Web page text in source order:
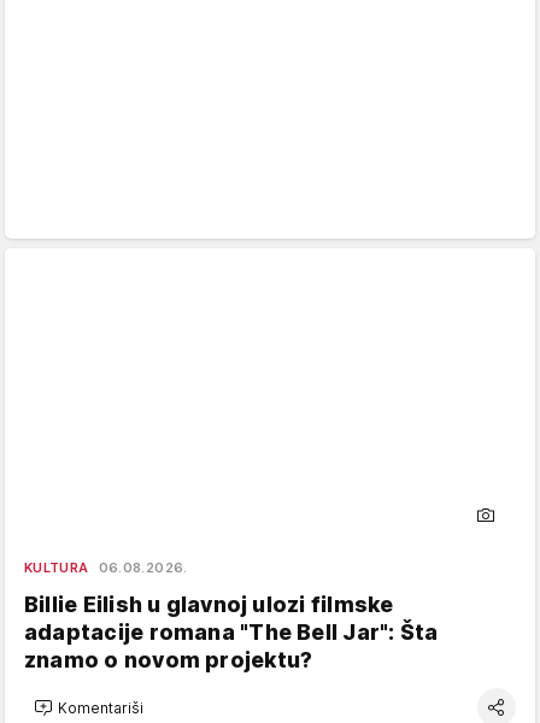
KULTURA 06.08.2026.
Billie Eilish u glavnoj ulozi filmske
adaptacije romana "The Bell Jar": Šta
znamo o novom projektu?
Komentariši